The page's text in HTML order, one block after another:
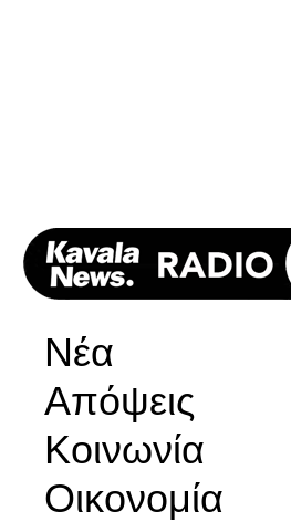
Νέα
Απόψεις
Κοινωνία
Οικονομία